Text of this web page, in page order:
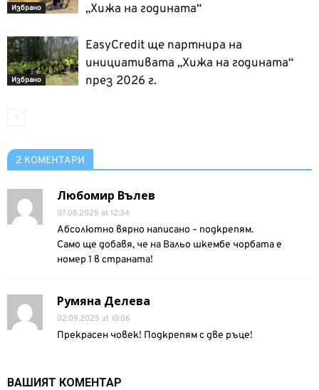
Избрано
„Хижа на годината“
Избрано
EasyCredit ще партнира на
инициативата „Хижа на годината“
през 2026 г.
2 КОМЕНТАРИ
Любомир Вълев
07.08.2025 at 12:34
Абсолютно вярно написано – подкрепям.
Само ще добавя, че на Вальо шкембе чорбата е
номер 1 в страната!
Румяна Делева
02.09.2025 at 10:06
Прекрасен човек! Подкрепям с две ръце!
ВАШИЯТ КОМЕНТАР